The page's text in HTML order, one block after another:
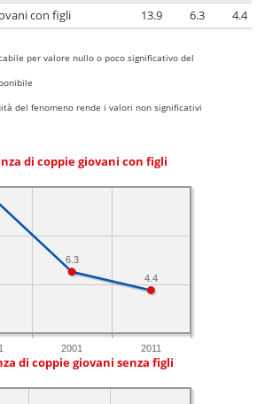
con figli
13.9 6.3 4.4
per valore nullo o poco significativo del
del fenomeno rende i valori non significativi
di coppie giovani con figli
2001 2011
4.4
6.3
di coppie giovani senza figli